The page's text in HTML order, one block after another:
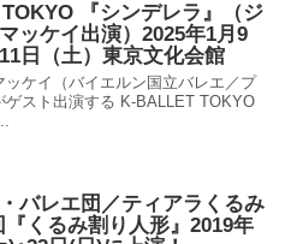
『シンデレラ』（ジ
ッケイ出演）2025年1月9
日（土）東京文化会館
ッケイ（バイエルン国立バレエ／プ
ゲスト出演する K-BALLET TOKYO
バレエ団／ティアラくるみ
くるみ割り人形』2019年